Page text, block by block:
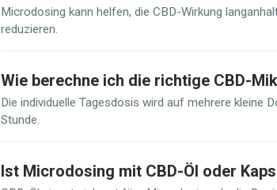
Microdosing kann helfen, die CBD-Wirkung
reduzieren.
Wie berechne ich die richtige CBD-
Die individuelle Tagesdosis wird auf mehrere kleine
Stunde.
Ist Microdosing mit CBD-Öl oder